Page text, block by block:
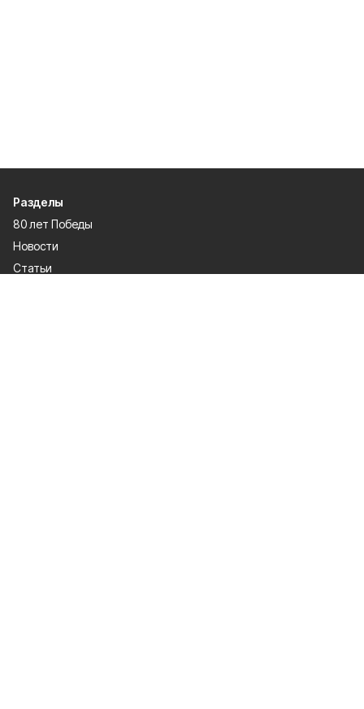
Разделы
80 лет Победы
Новости
Статьи